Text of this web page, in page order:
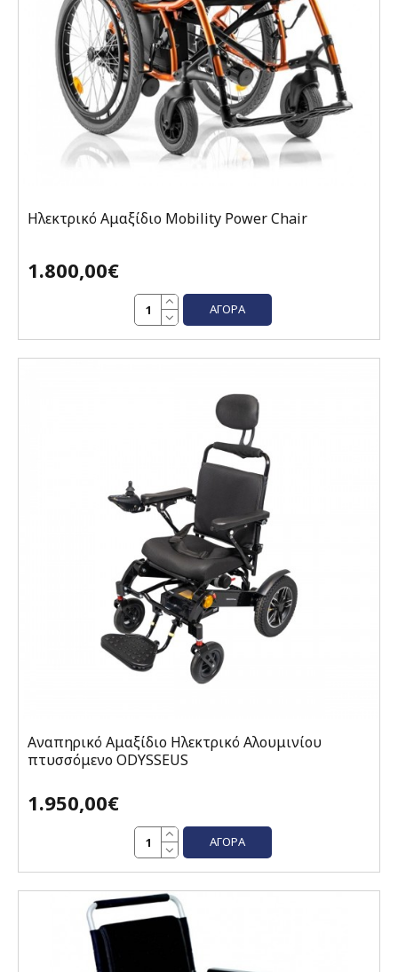
Ηλεκτρικό Αμαξίδιο Mobility Power Chair
1.800,00€
ΑΓΟΡΆ
Αναπηρικό Αμαξίδιο Ηλεκτρικό Αλουμινίου
πτυσσόμενο ODYSSEUS
1.950,00€
ΑΓΟΡΆ